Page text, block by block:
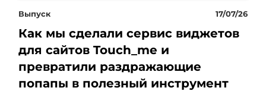
ним, но вели
пользователей не на
конкретные страницы, а,
например, на главную или
Выпуск 17/07/26
Как мы сделали сервис виджетов
для сайтов Touch_me и
превратили раздражающие
попапы в полезный инструмент